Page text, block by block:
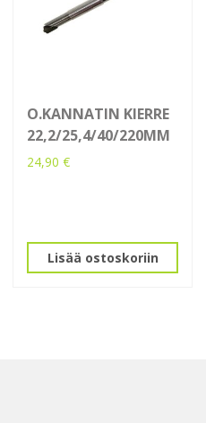
O.KANNATIN KIERRE
22,2/25,4/40/220MM
24,90€
Lisää ostoskoriin